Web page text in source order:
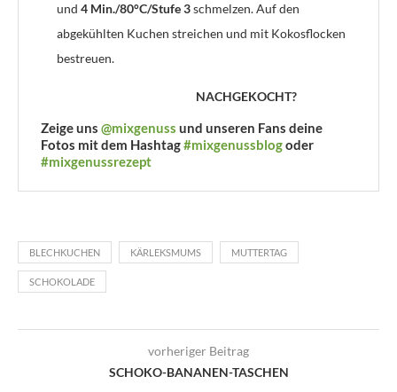
und 4 Min./80°C/Stufe 3schmelzen. Auf den
abgekühlten Kuchen streichen und mit Kokosflocken
bestreuen.
NACHGEKOCHT?
Zeige uns @mixgenuss und unseren Fans deine
Fotos mit dem Hashtag#mixgenussblogoder
#mixgenussrezept
BLECHKUCHEN KÄRLEKSMUMS MUTTERTAG
SCHOKOLADE
vorheriger Beitrag
SCHOKO-BANANEN-TASCHEN